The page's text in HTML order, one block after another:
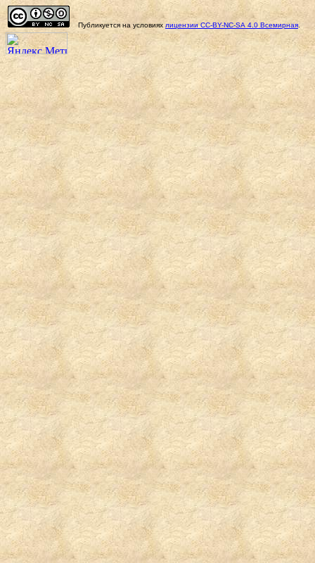
Публикуется на условиях лицензииCC-BY-NC-SA 4.0 Всемирная